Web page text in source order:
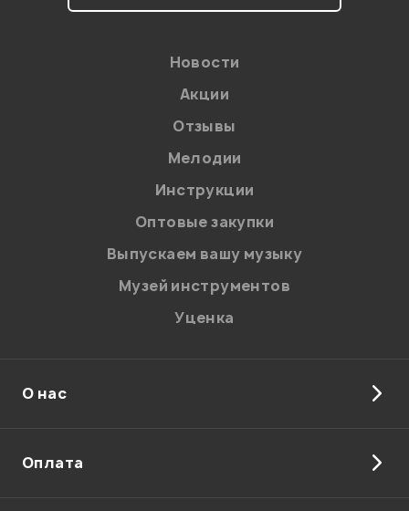
Новости
Акции
Отзывы
Мелодии
Инструкции
Оптовые закупки
Выпускаем вашу музыку
Музей инструментов
Уценка
О нас
Оплата